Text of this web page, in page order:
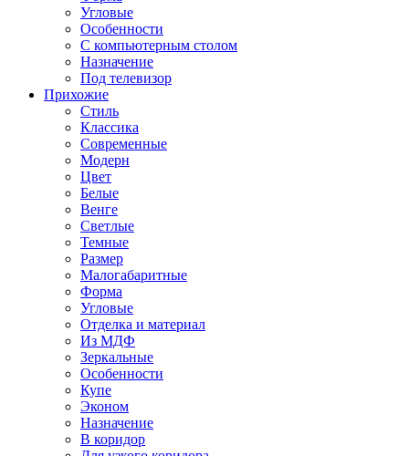
Угловые
Особенности
С компьютерным столом
Назначение
Под телевизор
Прихожие
Стиль
Классика
Современные
Модерн
Цвет
Белые
Венге
Светлые
Темные
Размер
Малогабаритные
Форма
Угловые
Отделка и материал
Из МДФ
Зеркальные
Особенности
Купе
Эконом
Назначение
В коридор